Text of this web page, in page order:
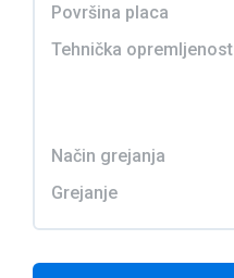
Površina placa
Tehnička opremljenost
Način grejanja
Grejanje